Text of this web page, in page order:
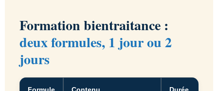
Formation bientraitance :
deux formules, 1 jour ou 2
jours
Formule Contenu Durée